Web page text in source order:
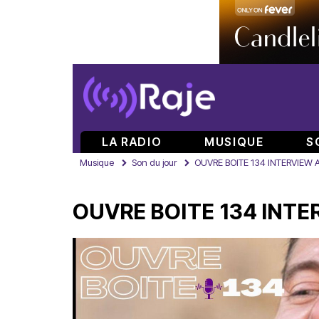
LA RADIO MUSIQUE
Musique Son du jour OUVRE BOITE 134 INTERVIEW
OUVRE BOITE 134